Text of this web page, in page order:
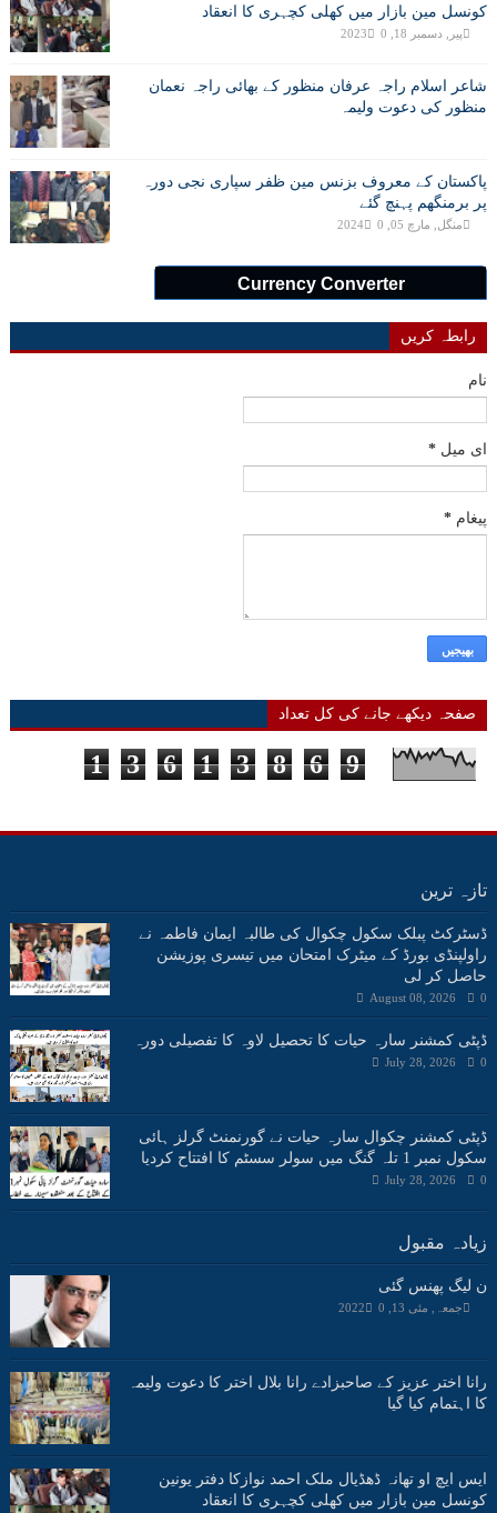
کونسل مین بازار میں کھلی کچہری کا انعقاد
پیر, دسمبر 18, 2023 0
شاعر اسلام راجہ عرفان منظور کے بھائی راجہ نعمان
منظور کی دعوت ولیمہ
پاکستان کے معروف بزنس مین ظفر سپاری نجی دورہ
پر برمنگھم پہنچ گئے
منگل, مارچ 05, 2024 0
Currency Converter
رابطہ کریں
نام
ای میل *
پیغام *
صفحہ دیکھے جانے کی کل تعداد
1 3 6 1 3 8 6 9
تازہ ترین
ڈسٹرکٹ پبلک سکول چکوال کی طالبہ ایمان فاطمہ نے
راولپنڈی بورڈ کے میٹرک امتحان میں تیسری پوزیشن
حاصل کر لی
August 08, 2026 0
ڈپٹی کمشنر سارہ حیات کا تحصیل لاوہ کا تفصیلی دورہ
July 28, 2026 0
ڈپٹی کمشنر چکوال سارہ حیات نے گورنمنٹ گرلز ہائی
سکول نمبر 1 تلہ گنگ میں سولر سسٹم کا افتتاح کردیا
July 28, 2026 0
زیادہ مقبول
ن لیگ پھنس گئی
جمعہ, مئی 13, 2022 0
رانا اختر عزیز کے صاحبزادے رانا بلال اختر کا دعوت ولیمہ
کا اہتمام کیا گیا
ایس ایچ او تھانہ ڈھڈیال ملک احمد نوازکا دفتر یونین
کونسل مین بازار میں کھلی کچہری کا انعقاد